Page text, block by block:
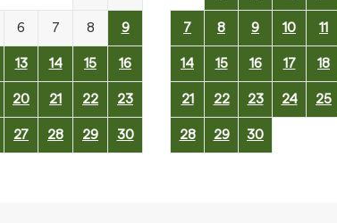
6 7 8 9
13 14 15 16
20 21 22 23
27 28 29 30
7 8 9 10 11
14 15 16 17 18
21 22 23 24 25
28 29 30